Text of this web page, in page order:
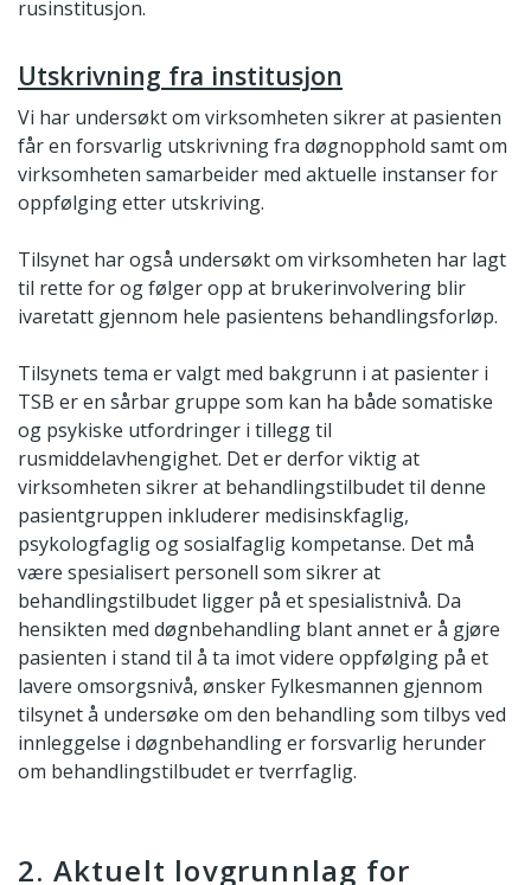
rusinstitusjon.
Utskrivning fra institusjon
Vi har undersøkt om virksomheten sikrer at pasienten
får en forsvarlig utskrivning fra døgnopphold samt om
virksomheten samarbeider med aktuelle instanser for
oppfølging etter utskriving.
Tilsynet har også undersøkt om virksomheten har lagt
til rette for og følger opp at brukerinvolvering blir
ivaretatt gjennom hele pasientens behandlingsforløp.
Tilsynets tema er valgt med bakgrunn i at pasienter i
TSB er en sårbar gruppe som kan ha både somatiske
og psykiske utfordringer i tillegg til
rusmiddelavhengighet. Det er derfor viktig at
virksomheten sikrer at behandlingstilbudet til denne
pasientgruppen inkluderer medisinskfaglig,
psykologfaglig og sosialfaglig kompetanse. Det må
være spesialisert personell som sikrer at
behandlingstilbudet ligger på et spesialistnivå. Da
hensikten med døgnbehandling blant annet er å gjøre
pasienten i stand til å ta imot videre oppfølging på et
lavere omsorgsnivå, ønsker Fylkesmannen gjennom
tilsynet å undersøke om den behandling som tilbys ved
innleggelse i døgnbehandling er forsvarlig herunder
om behandlingstilbudet er tverrfaglig.
2. Aktuelt lovgrunnlag for